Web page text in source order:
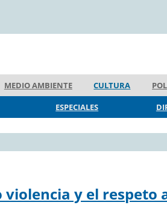
MEDIO AMBIENTE CULTURA
ESPECIALES
violencia y el respeto